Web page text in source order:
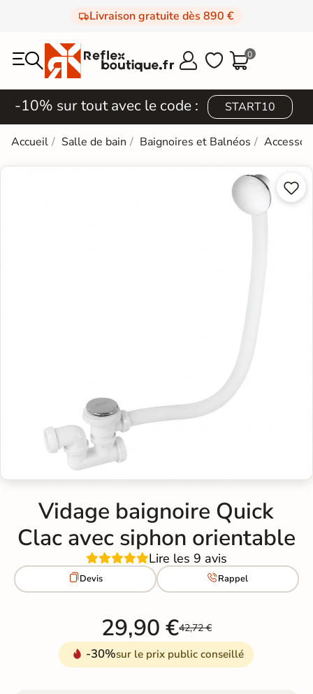
Livraison gratuite dès 890 €
  0
-10% sur tout avec le code : START10
Accueil Salle de bain Baignoires et Balnéos


Vidage baignoire Quick
Clac avec siphon orientable
Lire les 9 avis
Devis Rappel
29,90 €42,72 €
-30%sur le prix public conseillé